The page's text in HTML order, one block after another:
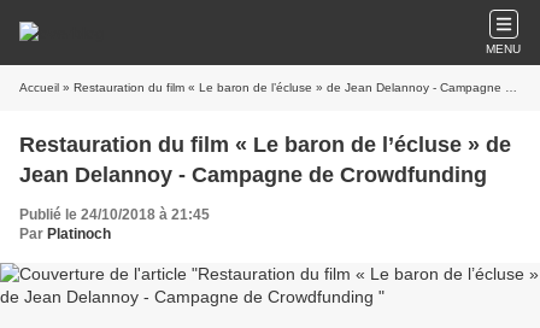
MENU
Accueil » Restauration du film « Le baron de l’écluse » de Jean Delannoy - Campagne de Crowdfunding
Restauration du film « Le baron de l’écluse » de
Jean Delannoy - Campagne de Crowdfunding
Publié le 24/10/2018 à 21:45
Par Platinoch